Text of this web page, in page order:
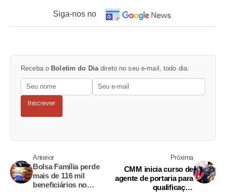
Siga-nos no
Receba o Boletim do Diadireto no seu e-mail, todo dia.
Inscrever
Anterior
Bolsa Família perde
mais de 116 mil
beneficiários no
Próxima
CMM inicia curso de
agente de portaria para
qualificação